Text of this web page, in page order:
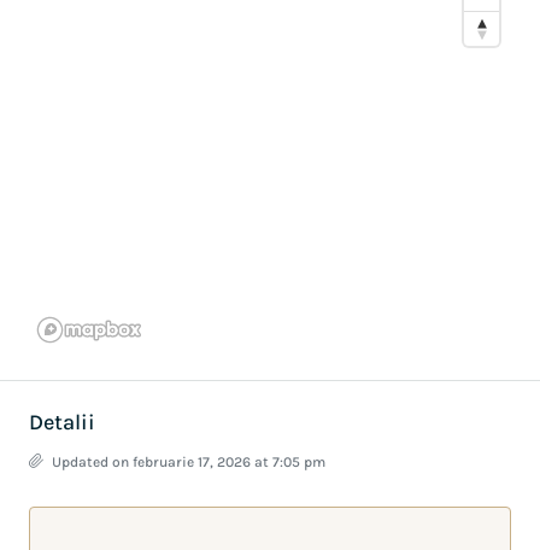
Detalii
Updated on februarie 17, 2026 at 7:05 pm